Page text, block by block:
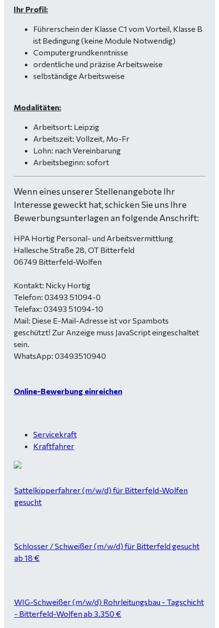
Ihr Profil:
Führerschein der Klasse C1 vom Vorteil, Klasse B
ist Bedingung (keine Module Notwendig)
Computergrundkenntnisse
ordentliche und präzise Arbeitsweise
selbständige Arbeitsweise
Modalitäten:
Arbeitsort: Leipzig
Arbeitszeit: Vollzeit, Mo-Fr
Lohn: nach Vereinbarung
Arbeitsbeginn: sofort
Wenn eines unserer Stellenangebote Ihr
Interesse geweckt hat, schicken Sie uns Ihre
Bewerbungsunterlagen an folgende Anschrift:
HPA Hortig Personal- und Arbeitsvermittlung
Hallesche Straße 28, OT Bitterfeld
06749 Bitterfeld-Wolfen
Kontakt: Nicky Hortig
Telefon: 03493 51094-0
Telefax: 03493 51094-10
Mail: Diese E-Mail-Adresse ist vor Spambots
geschützt! Zur Anzeige muss JavaScript eingeschaltet
sein.
WhatsApp: 03493510940
Online-Bewerbung einreichen
Servicekraft
Kraftfahrer
Sattelkipperfahrer (m/w/d) für Bitterfeld-Wolfen
gesucht
Schlosser / Schweißer (m/w/d) für Bitterfeld gesucht
ab 18 €
WIG-Schweißer (m/w/d) Rohrleitungsbau - Tagschicht
- Bitterfeld-Wolfen ab 3.350 €